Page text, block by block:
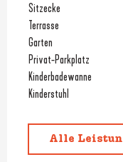
Sitzecke
Terrasse
Garten
Privat-Parkplatz
Kinderbadewanne
Kinderstuhl
Alle